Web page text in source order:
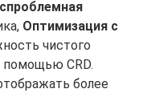
Оптимизация с
чистого
помощью CRD.
более